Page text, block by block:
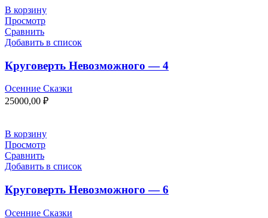
В корзину
Просмотр
Сравнить
Добавить в список
Круговерть Невозможного — 4
Осенние Сказки
25000,00 ₽
В корзину
Просмотр
Сравнить
Добавить в список
Круговерть Невозможного — 6
Осенние Сказки